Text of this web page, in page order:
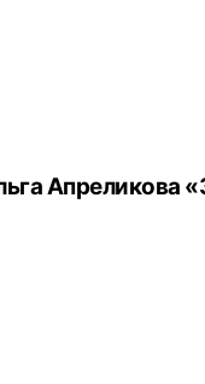
Апреликова